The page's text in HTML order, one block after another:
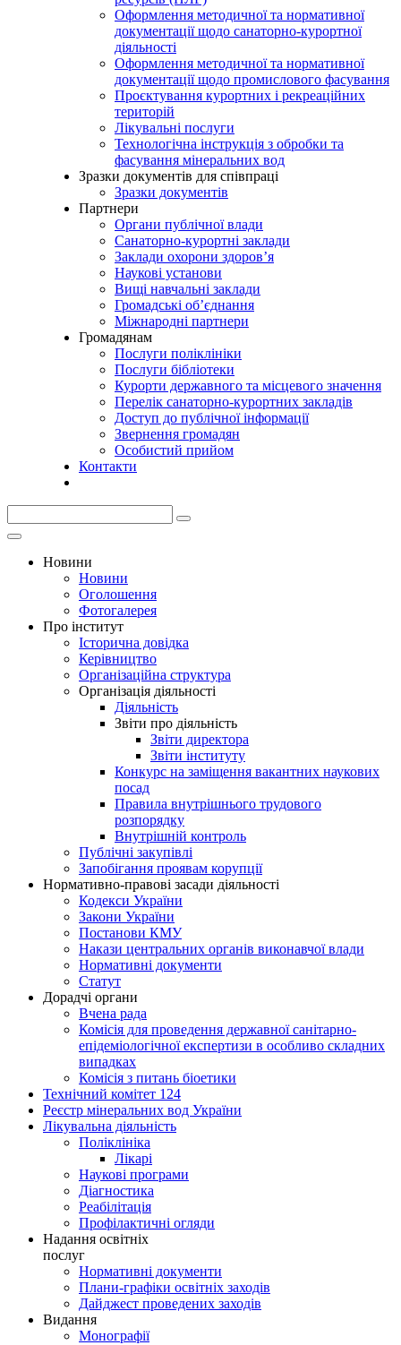
Оформлення методичної та нормативної
документації щодо санаторно-курортної
діяльності
Оформлення методичної та нормативної
документації щодо промислового фасування
Проєктування курортних і рекреаційних
територій
Лікувальні послуги
Технологічна інструкція з обробки та
фасування мінеральних вод
Зразки документів для співпраці
Зразки документів
Партнери
Органи публічної влади
Санаторно-курортні заклади
Заклади охорони здоров’я
Наукові установи
Вищі навчальні заклади
Громадські об’єднання
Міжнародні партнери
Громадянам
Послуги поліклініки
Послуги бібліотеки
Курорти державного та місцевого значення
Перелік санаторно-курортних закладів
Доступ до публічної інформації
Звернення громадян
Особистий прийом
Контакти
Новини
Новини
Оголошення
Фотогалерея
Про інститут
Історична довідка
Керівництво
Організаційна структура
Організація діяльності
Діяльність
Звіти про діяльність
Звіти директора
Звіти інституту
Конкурс на заміщення вакантних наукових
посад
Правила внутрішнього трудового
розпорядку
Внутрішній контроль
Публічні закупівлі
Запобігання проявам корупції
Нормативно-правові засади діяльності
Кодекси України
Закони України
Постанови КМУ
Накази центральних органів виконавчої влади
Нормативні документи
Статут
Дорадчі органи
Вчена рада
Комісія для проведення державної санітарно-
епідеміологічної експертизи в особливо складних
випадках
Комісія з питань біоетики
Технічний комітет 124
Реєстр мінеральних вод України
Лікувальна діяльність
Поліклініка
Лікарі
Наукові програми
Діагностика
Реабілітація
Профілактичні огляди
Надання освітніх
послуг
Нормативні документи
Плани-графіки освітніх заходів
Дайджест проведених заходів
Видання
Монографії